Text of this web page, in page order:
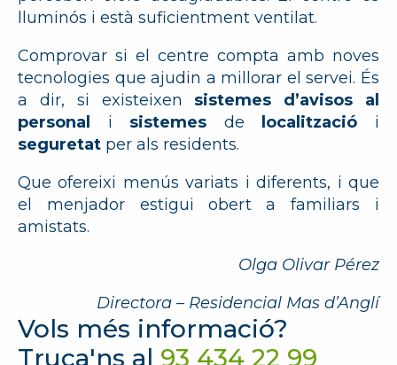
lluminós i està suficientment ventilat.
Comprovar si el centre compta amb noves
tecnologies que ajudin a millorar el servei. És
a dir, si existeixen sistemes
d’avisos al
personal i sistemes de localització i
seguretat per als residents.
Que ofereixi menús variats i diferents, i que
el menjador estigui obert a familiars i
amistats.
Olga Olivar Pérez
Directora – Residencial Mas d’Anglí
Vols més informació?
Truca'ns al 93 434 22 99